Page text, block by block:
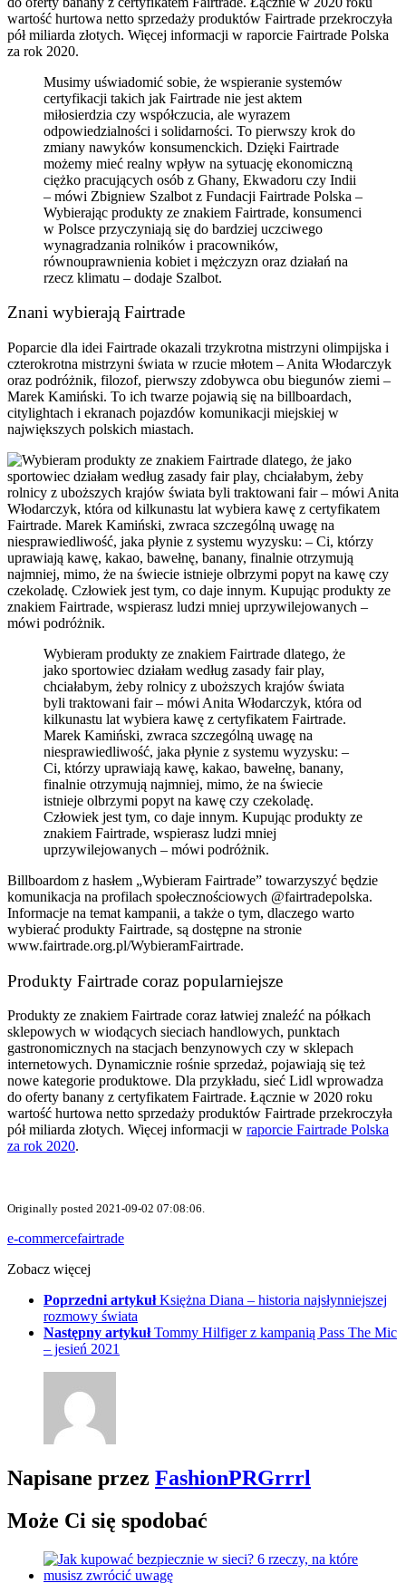
Musimy uświadomić sobie, że wspieranie systemów
certyfikacji takich jak Fairtrade nie jest aktem
miłosierdzia czy współczucia, ale wyrazem
odpowiedzialności i solidarności. To pierwszy krok do
zmiany nawyków konsumenckich. Dzięki Fairtrade
możemy mieć realny wpływ na sytuację ekonomiczną
ciężko pracujących osób z Ghany, Ekwadoru czy Indii
– mówi Zbigniew Szalbot z Fundacji Fairtrade Polska –
Wybierając produkty ze znakiem Fairtrade, konsumenci
w Polsce przyczyniają się do bardziej uczciwego
wynagradzania rolników i pracowników,
równouprawnienia kobiet i mężczyzn oraz działań na
rzecz klimatu – dodaje Szalbot.
Znani wybierają Fairtrade
Poparcie dla idei Fairtrade okazali trzykrotna mistrzyni olimpijska i
czterokrotna mistrzyni świata w rzucie młotem – Anita Włodarczyk
oraz podróżnik, filozof, pierwszy zdobywca obu biegunów ziemi –
Marek Kamiński. To ich twarze pojawią się na billboardach,
citylightach i ekranach pojazdów komunikacji miejskiej w
największych polskich miastach.
Wybieram produkty ze znakiem Fairtrade dlatego, że
jako sportowiec działam według zasady fair play,
chciałabym, żeby rolnicy z uboższych krajów świata
byli traktowani fair– mówi Anita Włodarczyk, która od
kilkunastu lat wybiera kawę z certyfikatem Fairtrade.
Marek Kamiński, zwraca szczególną uwagę na
niesprawiedliwość, jaka płynie z systemu wyzysku: –
Ci, którzy uprawiają kawę, kakao, bawełnę, banany,
finalnie otrzymują najmniej, mimo, że na świecie
istnieje olbrzymi popyt na kawę czy czekoladę.
Człowiek jest tym, co daje innym. Kupując produkty ze
znakiem Fairtrade, wspierasz ludzi mniej
uprzywilejowanych – mówi podróżnik.
Billboardom z hasłem „Wybieram Fairtrade” towarzyszyć będzie
komunikacja na profilach społecznościowych @fairtradepolska.
Informacje na temat kampanii, a także o tym, dlaczego warto
wybierać produkty Fairtrade, są dostępne na stronie
www.fairtrade.org.pl/WybieramFairtrade.
Produkty Fairtrade coraz popularniejsze
Produkty ze znakiem Fairtrade coraz łatwiej znaleźć na półkach
sklepowych w wiodących sieciach handlowych, punktach
gastronomicznych na stacjach benzynowych czy w sklepach
internetowych. Dynamicznie rośnie sprzedaż, pojawiają się też
nowe kategorie produktowe. Dla przykładu, sieć Lidl wprowadza
do oferty banany z certyfikatem Fairtrade. Łącznie w 2020 roku
wartość hurtowa netto sprzedaży produktów Fairtrade przekroczyła
pół miliarda złotych. Więcej informacji w raporcie Fairtrade Polska
za rok 2020.
Originally posted 2021-09-02 07:08:06.
e-commercefairtrade
Zobacz więcej
Poprzedni artykuł Księżna Diana – historia najsłynniejszej
rozmowy świata
Następny artykuł Tommy Hilfiger z kampanią Pass The Mic
– jesień 2021
Napisane przez FashionPRGrrrl
Może Ci się spodobać